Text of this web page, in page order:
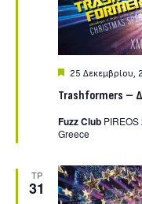
Trashformers –
Featured
25 Δεκεμβρίου,
Fuzz Club PIREOS
Greece
ΤΡ
31